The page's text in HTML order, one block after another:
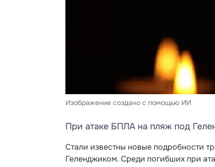
Изображение создано с помощью ИИ
При атаке БПЛА на пляж под
Стали известны новые подробности
Геленджиком. Среди погибших при